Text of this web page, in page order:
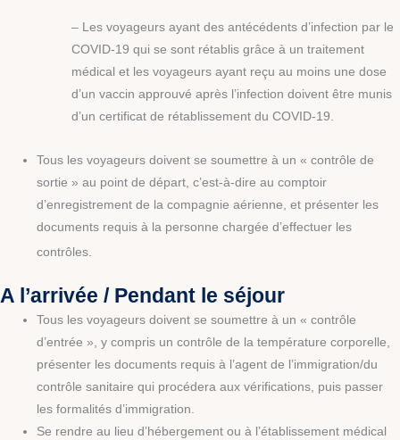
– Les voyageurs ayant des antécédents d’infection par le
COVID-19 qui se sont rétablis grâce à un traitement
médical et les voyageurs ayant reçu au moins une dose
d’un vaccin approuvé après l’infection doivent être munis
d’un certificat de rétablissement du COVID-19.
Tous les voyageurs doivent se soumettre à un « contrôle de
sortie » au point de départ, c’est-à-dire au comptoir
d’enregistrement de la compagnie aérienne, et présenter les
documents requis à la personne chargée d’effectuer les
contrôles.
A l’arrivée / Pendant le séjour
Tous les voyageurs doivent se soumettre à un « contrôle
d’entrée », y compris un contrôle de la température corporelle,
présenter les documents requis à l’agent de l’immigration/du
contrôle sanitaire qui procédera aux vérifications, puis passer
les formalités d’immigration.
Se rendre au lieu d’hébergement ou à l’établissement médical